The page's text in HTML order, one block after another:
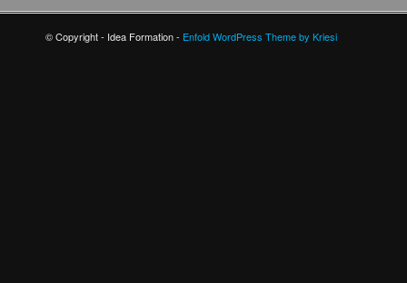
© Copyright - Idea Formation - Enfold WordPress Theme by Kriesi